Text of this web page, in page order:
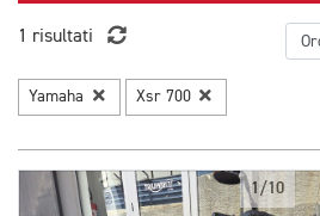
1 risultati
Yamaha Xsr 700
1/10